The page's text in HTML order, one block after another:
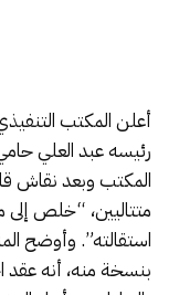
أعلن المكتب
رئيسه عبد العلي
المكتب وبعد نقاش
متتاليين، “خلص
استقالته”. وأوضح
بنسخة منه، أنه عقد